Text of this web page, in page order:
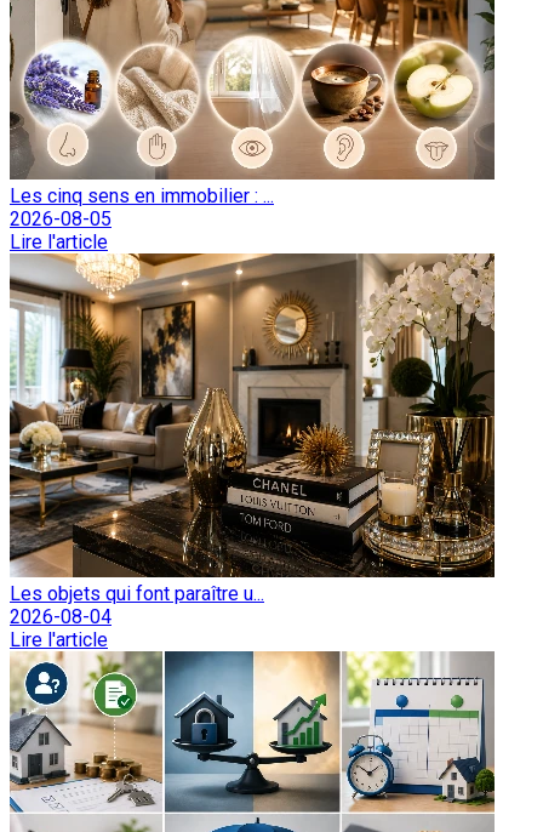
Les cinq sens en immobilier : ...
2026-08-05
Lire l'article
Les objets qui font paraître u...
2026-08-04
Lire l'article